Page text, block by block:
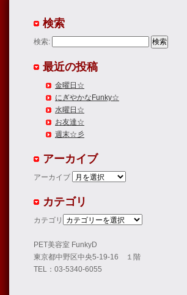
検索
検索:
最近の投稿
金曜日☆
にぎやかなFunky☆
水曜日☆
お友達☆
週末☆彡
アーカイブ
アーカイブ
カテゴリ
カテゴリ
PET美容室 FunkyD
東京都中野区中央5-19-16 １階
TEL：03-5340-6055